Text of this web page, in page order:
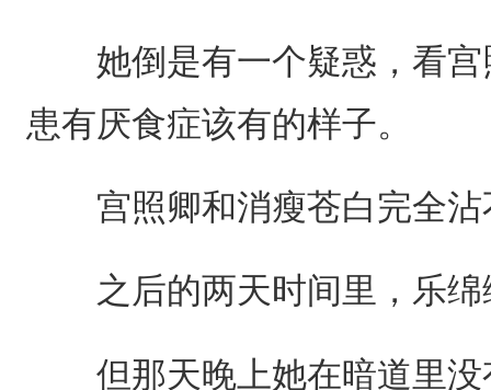
她倒是有一个疑惑，看宫
患有厌食症该有的样子。
宫照卿和消瘦苍白完全沾
之后的两天时间里，乐绵
但那天晚上她在暗道里没